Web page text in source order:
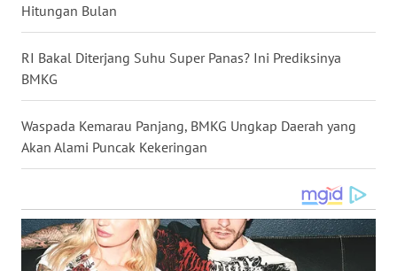
Hitungan Bulan
RI Bakal Diterjang Suhu Super Panas? Ini Prediksinya
BMKG
Waspada Kemarau Panjang, BMKG Ungkap Daerah yang
Akan Alami Puncak Kekeringan
WN
WN
JOGJA
WN
JATIM
WN
BALI